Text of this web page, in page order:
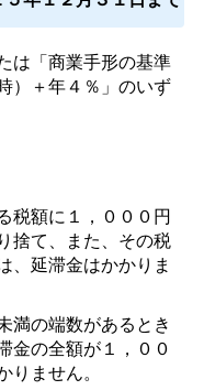
は「商業手形の基準
）＋年４％」のいず
税額に１，０００円
捨て、また、その税
、延滞金はかかりま
満の端数があるとき
金の全額が１，００
ません。